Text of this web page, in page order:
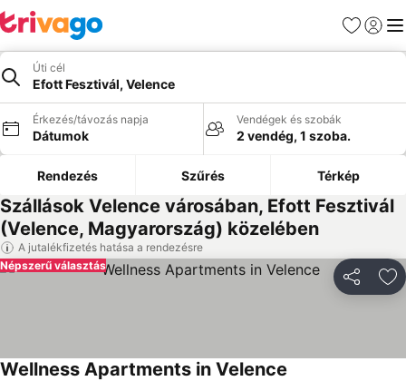
Kedvencek
Úti cél
Efott Fesztivál, Velence
Érkezés/távozás napja
Dátumok
Vendégek és szobák
2 vendég, 1 szoba.
Rendezés Szűrés Térkép
Szállások Velence városában, Efott Fesztivál
(Velence, Magyarország) közelében
A jutalékfizetés hatása a rendezésre
Népszerű választás
Wellness Apartments in Velence